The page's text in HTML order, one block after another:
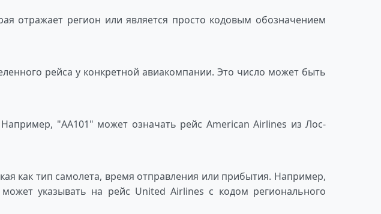
отражает регион или является просто кодовым обозначением
рейса у конкретной авиакомпании. Это число может быть
"AA101" может означать рейс American Airlines из Лос-
как тип самолета, время отправления или прибытия. Например,
указывать на рейс United Airlines с кодом регионального